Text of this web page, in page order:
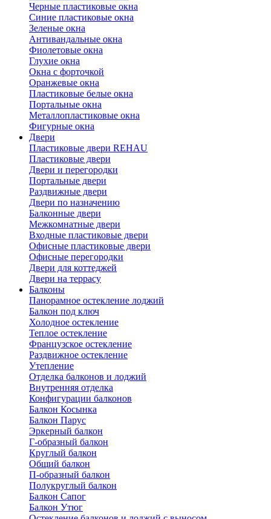
Черные пластиковые окна
Синие пластиковые окна
Зеленые окна
Антивандальные окна
Фиолетовые окна
Глухие окна
Окна с форточкой
Оранжевые окна
Пластиковые белые окна
Портальные окна
Металлопластиковые окна
Фигурные окна
Двери
Пластиковые двери REHAU
Пластиковые двери
Двери и перегородки
Портальные двери
Раздвижные двери
Двери по назначению
Балконные двери
Межкомнатные двери
Входные пластиковые двери
Офисные пластиковые двери
Офисные перегородки
Двери для коттеджей
Двери на террасу
Балконы
Панорамное остекление лоджий
Балкон под ключ
Холодное остекление
Теплое остекление
Французское остекление
Раздвижное остекление
Утепление
Отделка балконов и лоджий
Внутренняя отделка
Конфигурации балконов
Балкон Косынка
Балкон Парус
Эркерный балкон
Г-образный балкон
Круглый балкон
Общий балкон
П-образный балкон
Полукруглый балкон
Балкон Сапог
Балкон Утюг